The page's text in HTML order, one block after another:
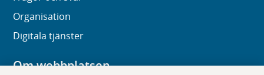
Organisation
Digitala tjänster
Om webbplatsen